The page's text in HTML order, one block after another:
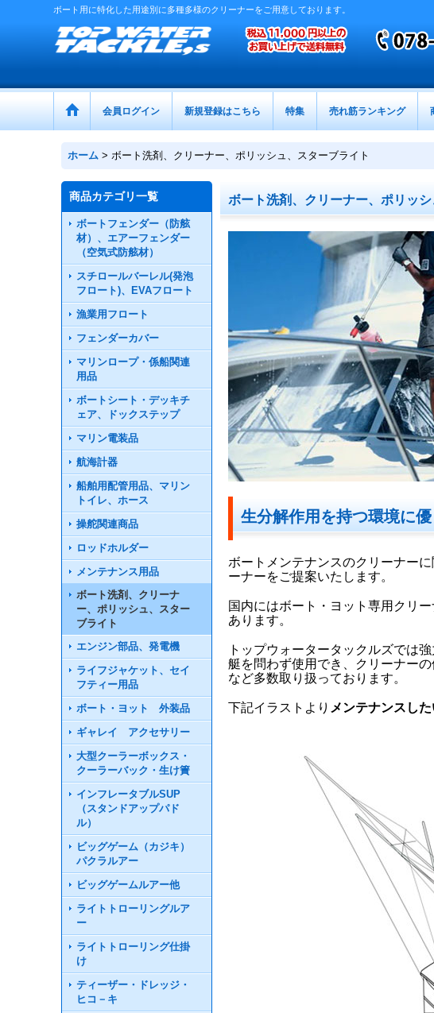
ボート用に特化した用途別に多種多様のクリーナーをご用意しております。
会員ログイン 新規登録はこちら 特集 売れ筋ランキング
ホーム > ボート洗剤、クリーナー、ポリッシュ、スターブライト
商品カテゴリ一覧
ボートフェンダー（防舷
材）、エアーフェンダー
（空気式防舷材）
スチロールバーレル(発泡
フロート)、EVAフロート
漁業用フロート
フェンダーカバー
マリンロープ・係船関連
用品
ボートシート・デッキチ
ェア、ドックステップ
マリン電装品
航海計器
船舶用配管用品、マリン
トイレ、ホース
操舵関連商品
ロッドホルダー
メンテナンス用品
ボート洗剤、クリーナ
ー、ポリッシュ、スター
ブライト
エンジン部品、発電機
ライフジャケット、セイ
フティー用品
ボート・ヨット 外装品
ギャレイ アクセサリー
大型クーラーボックス・
クーラーバック・生け簀
インフレータブルSUP
（スタンドアップパド
ル）
ビッグゲーム（カジキ）
パクラルアー
ビッグゲームルアー他
ライトトローリングルア
ー
ライトトローリング仕掛
け
ティーザー・ドレッジ・
ヒコ－キ
ボート洗剤、クリーナー、ポリッ
生分解作用を持つ環境に
ボートメンテナンスのクリーナー
ーナーをご提案いたします。
国内にはボート・ヨット専用クリ
あります。
トップウォータータックルズでは
艇を問わず使用でき、クリーナー
など多数取り扱っております。
下記イラストより メンテナンスし